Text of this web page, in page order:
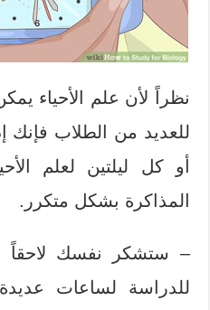
نظراً لأن علم الأحياء
للعديد من الطلاب
أو كل ليلتين لعلم
المذاكرة بشكل متكرر.
– ستشكر نفسك لاحقاً
للدراسة لساعات